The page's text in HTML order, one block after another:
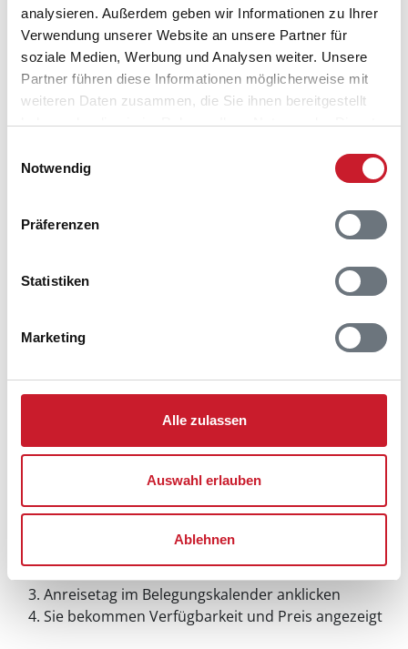
analysieren. Außerdem geben wir Informationen zu Ihrer
Verwendung unserer Website an unsere Partner für
soziale Medien, Werbung und Analysen weiter. Unsere
Partner führen diese Informationen möglicherweise mit
weiteren Daten zusammen, die Sie ihnen bereitgestellt
haben oder die sie im Rahmen Ihrer Nutzung der Dienste
Notwendig
Präferenzen
Statistiken
Marketing
Alle zulassen
Auswahl erlauben
Ablehnen
Adresse
Ferienhaus B2880
Bjerregårdsvej 434
Bjerregård
6960 Hvide Sande
Belegungskalender
Reisedauer auswählen
Anzahl Reisende auswählen
Anreisetag im Belegungskalender anklicken
Sie bekommen Verfügbarkeit und Preis angezeigt